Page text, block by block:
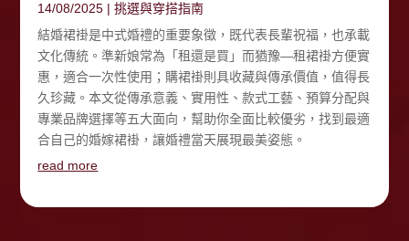
14/08/2025 |挑選與穿搭指南
結婚裙褂是中式婚禮的重要象徵，既代表長輩祝福，也承載
文化傳統。準新娘常為「租還是買」而猶豫—租裙褂方便實
惠，適合一次性使用；購裙褂則具收藏與傳承價值，值得長
久珍藏。本文從傳承意義、實用性、款式工藝、預算分配與
專業品牌選擇等五大面向，幫助你全面比較優劣，找到最適
合自己的婚嫁裙褂，讓婚禮當天展現最美姿態。
read more